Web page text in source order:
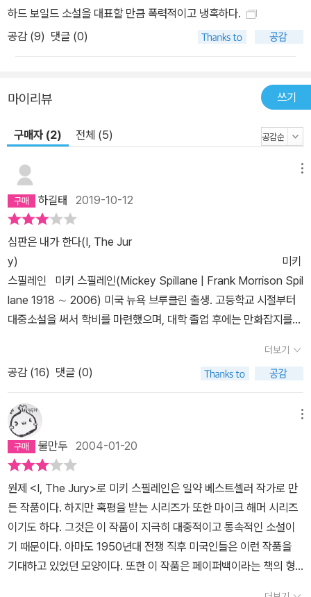
하드 보일드 소설을 대표할 만큼 폭력적이고 냉혹하다.
공감 (9) 댓글 (0)
마이리뷰 쓰기
구매자 (2) 전체 (5)
하길태 2019-10-12
심판은 내가 한다(I, The Jur
y) 미키
스필레인 미키 스필레인(Mickey Spillane | Frank Morrison Spil
lane 1918 ∼ 2006) 미국 뉴욕 브루클린 출생. 고등학교 시절부터
대중소설을 써서 학비를 마련했으며, 대학 졸업 후에는 만화잡지를
후에는 추리소설<심판은 내가한다 I, The Jury>를 간행하였다. 19
52년까지 5년 동안 일곱 편의 마이크 해머 시리즈를 출간하며 각 편
이 모두 1000만 부 넘게 판매되는 기염을 토했다. 그러나 작품 속에
등장하는 폭력과 섹스 묘사 때문에 수많은 비평가들의 혹평을 들었으
며, 청소년 범죄를 일으키는 소설이라 지탄을 받기도 했다. 주요 작품
으로 ‘내 총이 빠르다’ ‘복수는 나의 것’ 등이 있다. 뉴욕의 사립 탐정
마이크 해머의 전우였던 보험회사 조사원 잭 윌리엄스가 배에 총을
맞고 살해되었다. 그는 전쟁터에서 일본 병사로부터 마이크의 목숨을
지키려다 오른팔을 잃었었는데 그가 살해된 현장을 본 마이크는 누군
지 범인을 찾아내어 똑 같이 복수하리라 다짐한다. 뉴욕 경시청 경
감 패트는 잭의 시신을 처음 발견한 그의 약혼녀 마너 데블린으로부
터 어제 밤에 열렸던 파티의 참석자 명단을 알아내고 그것을 마이크
에게 건넨다. 마이크는 암흑가의 두목 조지 카레키를 찾아간다. 그들
더보기
공감 (16) 댓글 (0)
물만두 2004-01-20
원제 <I, The Jury>로 미키 스필레인은 일약 베스트셀러 작가로 만
든 작품이다. 하지만 혹평을 받는 시리즈가 또한 마이크 해머 시리즈
이기도 하다. 그것은 이 작품이 지극히 대중적이고 통속적인 소설이
기 때문이다. 아마도 1950년대 전쟁 직후 미국인들은 이런 작품을
기대하고 있었던 모양이다. 또한 이 작품은 페이퍼백이라는 책의 형